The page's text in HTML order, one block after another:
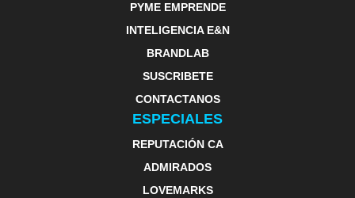
PYME EMPRENDE
INTELIGENCIA E&N
BRANDLAB
SUSCRIBETE
CONTACTANOS
ESPECIALES
REPUTACIÓN CA
ADMIRADOS
LOVEMARKS